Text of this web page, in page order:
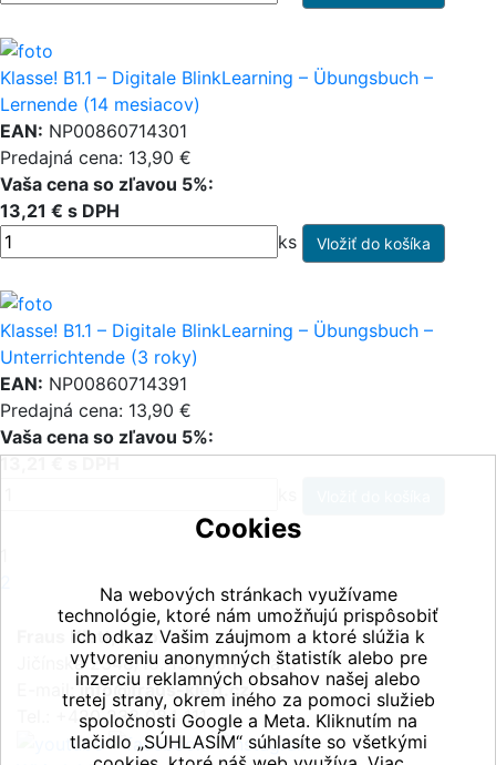
Klasse! B1.1 – Digitale BlinkLearning – Übungsbuch –
Lernende (14 mesiacov)
EAN: NP00860714301
Predajná cena: 13,90 €
Vaša cena so zľavou 5%:
13,21 € s DPH
ks
Klasse! B1.1 – Digitale BlinkLearning – Übungsbuch –
Unterrichtende (3 roky)
EAN: NP00860714391
Predajná cena: 13,90 €
Vaša cena so zľavou 5%:
Fraus Klett, s.r.o.
Jičínská 2348/10, 130 00 Praha 3
E-mail:info@fraus-klett.cz
Tel.: +420 233 084 111
Cookies
Na webových stránkach využívame
technológie, ktoré nám umožňujú prispôsobiť
ich odkaz Vašim záujmom a ktoré slúžia k
vytvoreniu anonymných štatistík alebo pre
inzerciu reklamných obsahov našej alebo
tretej strany, okrem iného za pomoci služieb
spoločnosti Google a Meta. Kliknutím na
tlačidlo „SÚHLASÍM“ súhlasíte so všetkými